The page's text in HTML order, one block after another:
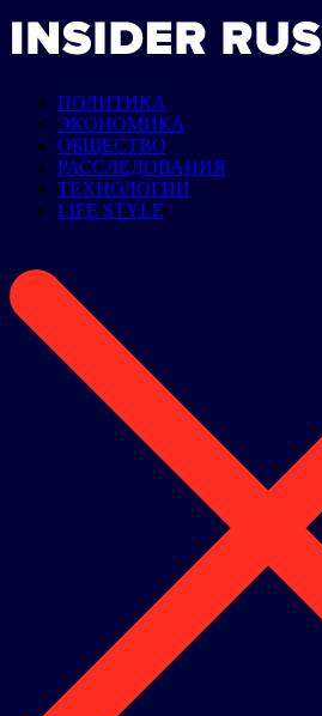
ПОЛИТИКА
ЭКОНОМИКА
ОБЩЕСТВО
РАССЛЕДОВАНИЯ
ТЕХНОЛОГИИ
LIFE STYLE